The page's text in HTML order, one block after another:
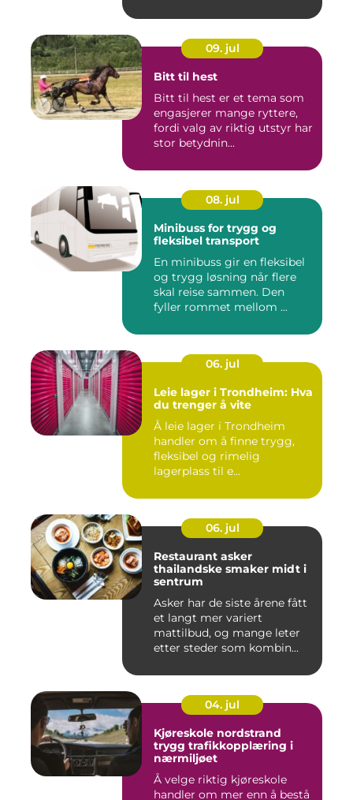
09. jul
Bitt til hest
Bitt til hest er et tema som
engasjerer mange ryttere,
fordi valg av riktig utstyr har
stor betydnin...
08. jul
Minibuss for trygg og
fleksibel transport
En minibuss gir en fleksibel
og trygg løsning når flere
skal reise sammen. Den
fyller rommet mellom ...
06. jul
Leie lager i Trondheim: Hva
du trenger å vite
Å leie lager i Trondheim
handler om å finne trygg,
fleksibel og rimelig
lagerplass til e...
06. jul
Restaurant asker
thailandske smaker midt i
sentrum
Asker har de siste årene fått
et langt mer variert
mattilbud, og mange leter
etter steder som kombin...
04. jul
Kjøreskole nordstrand
trygg trafikkopplæring i
nærmiljøet
Å velge riktig kjøreskole
handler om mer enn å bestå